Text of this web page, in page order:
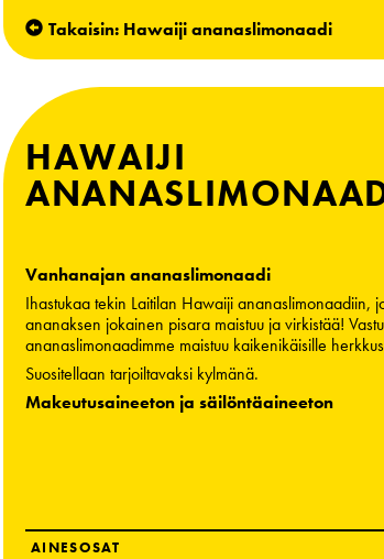
Takaisin: Hawaiji ananaslimonaadi
HAWAIJI
Vanhanajan ananaslimonaadi
Ihastukaa tekin Laitilan Hawaiji ananaslimonaadiin,
ananaksen jokainen pisara maistuu ja virkistää!
ananaslimonaadimme maistuu kaikenikäisille
Suositellaan tarjoiltavaksi kylmänä.
Makeutusaineeton ja säilöntäaineeton
AINESOSAT